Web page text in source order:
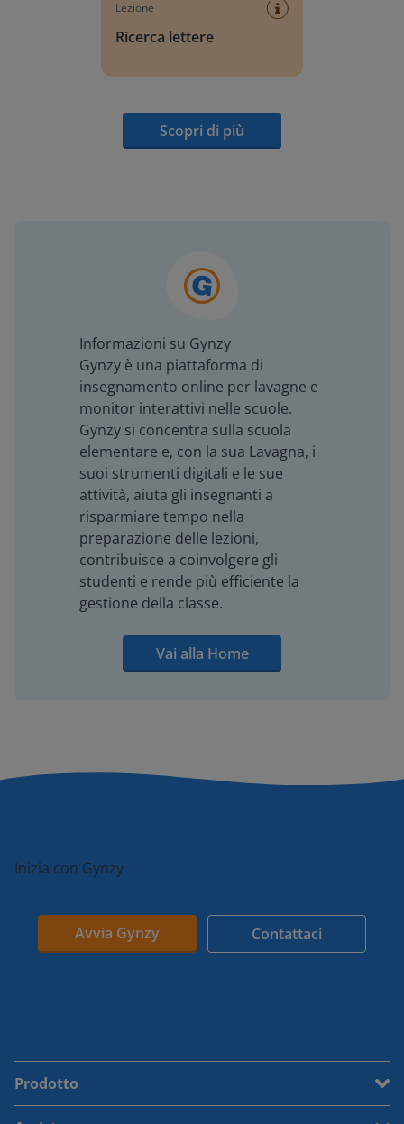
Lezione
Ricerca lettere
Scopri di più
Informazioni su Gynzy
Gynzy è una piattaforma di
insegnamento online per lavagne e
monitor interattivi nelle scuole.
Gynzy si concentra sulla scuola
elementare e, con la sua Lavagna, i
suoi strumenti digitali e le sue
attività, aiuta gli insegnanti a
risparmiare tempo nella
preparazione delle lezioni,
contribuisce a coinvolgere gli
studenti e rende più efficiente la
gestione della classe.
Vai alla Home
Inizia con Gynzy
Avvia Gynzy Contattaci
Prodotto